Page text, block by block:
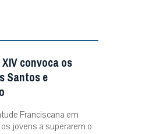
convoca os
Santos e
Franciscana em
jovens a superarem o